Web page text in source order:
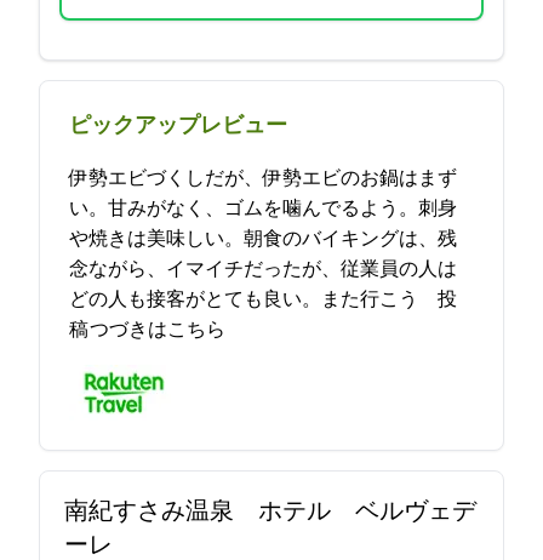
ピックアップレビュー
伊勢エビづくしだが、伊勢エビのお鍋はまず
い。甘みがなく、ゴムを噛んでるよう。刺身
や焼きは美味しい。朝食のバイキングは、残
念ながら、イマイチだったが、従業員の人は
どの人も接客がとても良い。また行こう… 2021-11-30 15:40:56投
稿つづきはこちら
南紀すさみ温泉 ホテル ベルヴェデ
ーレ